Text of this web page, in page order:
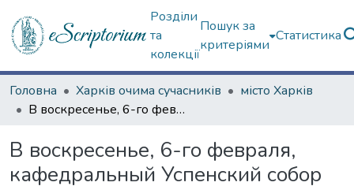
Розділи
та
колекції
Пошук за
критеріями
Статистика
Головна Харків очима сучасників
місто Харків
В воскресенье, 6-го февраля, кафедральный Успенский собор празднует день явления чудотворной иконы Божией Матери, именуемыя Елецкия, более 200 лет хранящейся в соборе, явившейся же в 1060 году на Болдыревских горах, близ Чернигова
В воскресенье, 6-го февраля,
кафедральный Успенский собор